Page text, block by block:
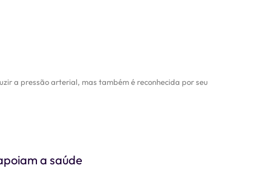
a pressão arterial, mas também é reconhecida por seu
a saúde